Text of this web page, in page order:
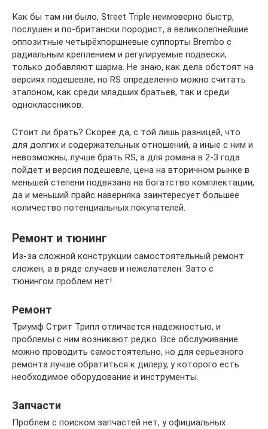
Как бы там ни было, Street Triple неимоверно быстр,
послушен и по-британски породист, а великолепнейшие
оппозитные четырёхпоршневые суппорты Brembo с
радиальным креплением и регулируемые подвески,
только добавляют шарма. Не знаю, как дела обстоят на
версиях подешевле, но RS определенно можно считать
эталоном, как среди младших братьев, так и среди
одноклассников.
Стоит ли брать? Скорее да, с той лишь разницей, что
для долгих и содержательных отношений, а иные с ним и
невозможны, лучше брать RS, а для романа в 2-3 года
пойдет и версия подешевле, цена на вторичном рынке в
меньшей степени подвязана на богатство комплектации,
да и меньший прайс наверняка заинтересует большее
количество потенциальных покупателей.
Ремонт и тюнинг
Из-за сложной конструкции самостоятельный ремонт
сложен, а в ряде случаев и нежелателен. Зато с
тюнингом проблем нет!
Ремонт
Триумф Стрит Трипл отличается надежностью, и
проблемы с ним возникают редко. Всё обслуживание
можно проводить самостоятельно, но для серьезного
ремонта лучше обратиться к дилеру, у которого есть
необходимое оборудование и инструменты.
Запчасти
Проблем с поиском запчастей нет, у официальных